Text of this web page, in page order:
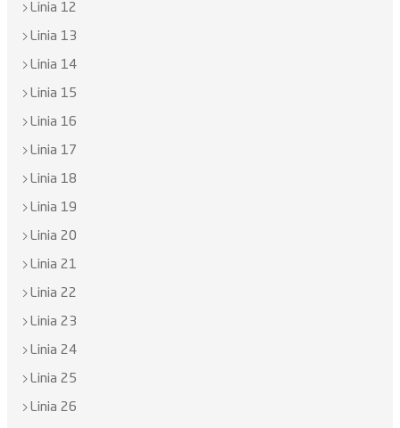
Linia 12
Linia 13
Linia 14
Linia 15
Linia 16
Linia 17
Linia 18
Linia 19
Linia 20
Linia 21
Linia 22
Linia 23
Linia 24
Linia 25
Linia 26